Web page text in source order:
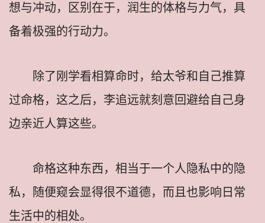
想与冲动，区别在于，润生的体格与力气，具
备着极强的行动力。
除了刚学看相算命时，给太爷和自己推算
过命格，这之后，李追远就刻意回避给自己身
边亲近人算这些。
命格这种东西，相当于一个人隐私中的隐
私，随便窥会显得很不道德，而且也影响日常
生活中的相处。